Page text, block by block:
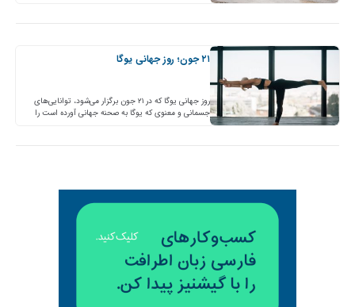
۲۱ جون؛ روز جهانی یوگا
روز جهانی یوگا که در ۲۱ جون برگزار می‌شود، توانایی‌های
جسمانی و معنوی که یوگا به صحنه جهانی آورده است را